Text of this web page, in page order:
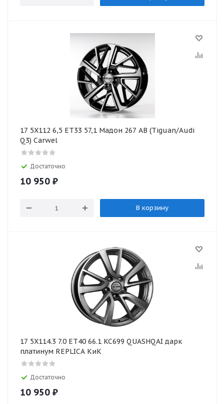
17 5X112 6,5 ET33 57,1 Мадон 267 АВ (Tiguan/Audi
Q3) Carwel
Достаточно
10 950 ₽
В корзину
17 5X114.3 7.0 ET40 66.1 KC699 QUASHQAI дарк
платинум REPLICA КиК
Достаточно
10 950 ₽